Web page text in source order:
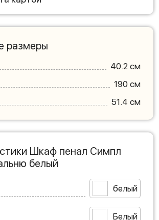
размеры
40.2 см
190 см
51.4 см
Шкаф пенал Симпл
белый
белый
Белый